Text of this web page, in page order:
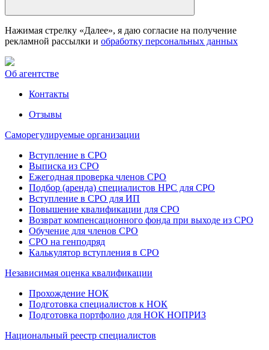
Нажимая стрелку «Далее», я даю согласие на получение
рекламной рассылки и обработку персональных данных
Об агентстве
Контакты
Отзывы
Саморегулируемые организации
Вступление в СРО
Выписка из СРО
Ежегодная проверка членов СРО
Подбор (аренда) специалистов НРС для СРО
Вступление в СРО для ИП
Повышение квалификации для СРО
Возврат компенсационного фонда при выходе из СРО
Обучение для членов СРО
СРО на генподряд
Калькулятор вступления в СРО
Независимая оценка квалификации
Прохождение НОК
Подготовка специалистов к НОК
Подготовка портфолио для НОК НОПРИЗ
Национальный реестр специалистов